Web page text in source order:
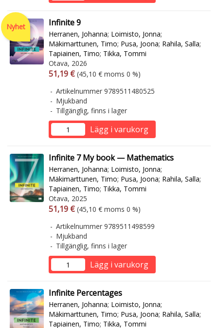
Nyhet Infinite 9
Herranen, Johanna; Loimisto, Jonna;
Mäkimarttunen, Timo; Pusa, Joona; Rahila, Salla;
Tapiainen, Timo; Tikka, Tommi
Otava, 2026
Arvonlisäverollinen hinta
51,19 € Arvonlisäveroton hinta
(45,10 € moms 0 %)
Artikelnummer 9789511480525
Mjukband
Tillgänglig, finns i lager
Lägg i varukorg
Infinite 7 My book — Mathematics
Herranen, Johanna; Loimisto, Jonna;
Mäkimarttunen, Timo; Pusa, Joona; Rahila, Salla;
Tapiainen, Timo; Tikka, Tommi
Otava, 2025
Arvonlisäverollinen hinta
51,19 € Arvonlisäveroton hinta
(45,10 € moms 0 %)
Artikelnummer 9789511498599
Mjukband
Tillgänglig, finns i lager
Lägg i varukorg
Infinite Percentages
Herranen, Johanna; Loimisto, Jonna;
Mäkimarttunen, Timo; Pusa, Joona; Rahila, Salla;
Tapiainen, Timo; Tikka, Tommi